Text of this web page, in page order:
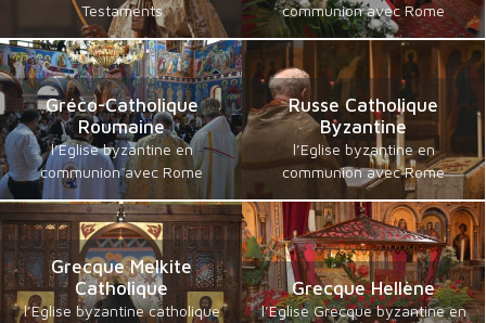
Testaments
communion avec Rome
Gréco-Catholique
Roumaine
l’Eglise byzantine en
communion avec Rome
Russe Catholique
Byzantine
l’Eglise byzantine en
communion avec Rome
Grecque Melkite
Catholique
l’Eglise byzantine catholique
Grecque Hellène
l’Eglise Grecque byzantine en